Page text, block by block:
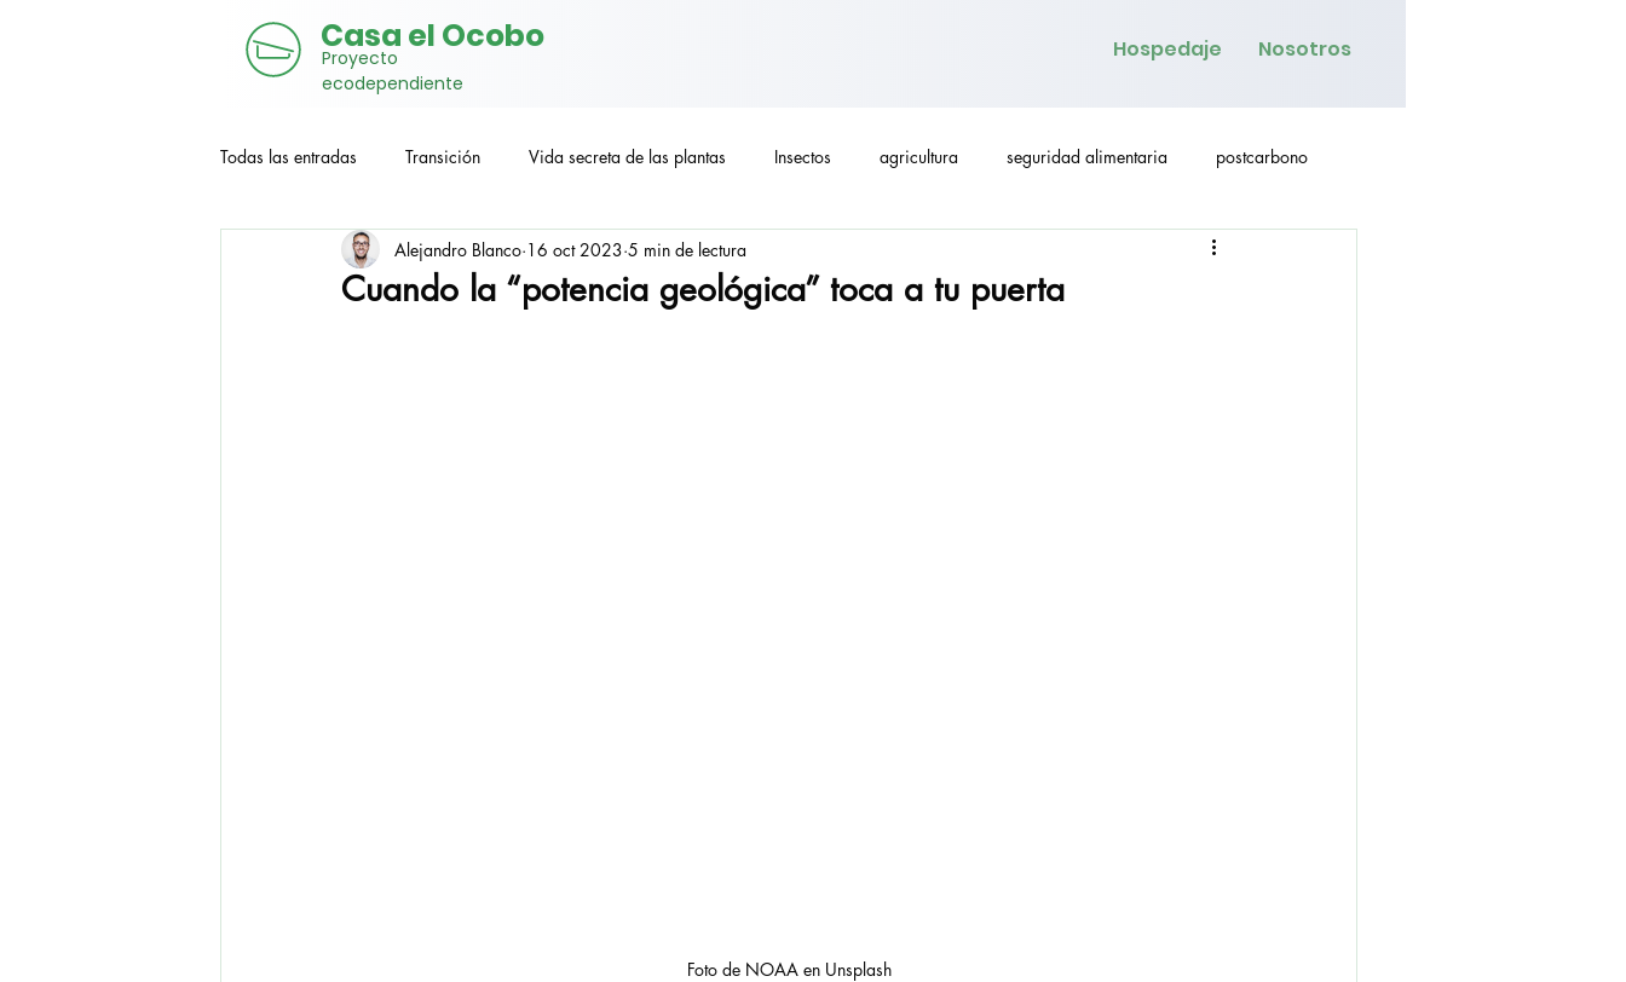
Casa el Ocobo
Proyecto
ecodependiente
Hospedaje Nosotros
Todas las entradas Transición Vida secreta de las plantas Insectos agricultura seguridad alimentaria postcarbono
Crecimiento poblacional Producción alimentaria trueque educación
Cuando la “potencia geológica” toca a tu puerta
Alejandro Blanco 16 oct 2023 5 min de lectura
Foto de NOAA en Unsplash